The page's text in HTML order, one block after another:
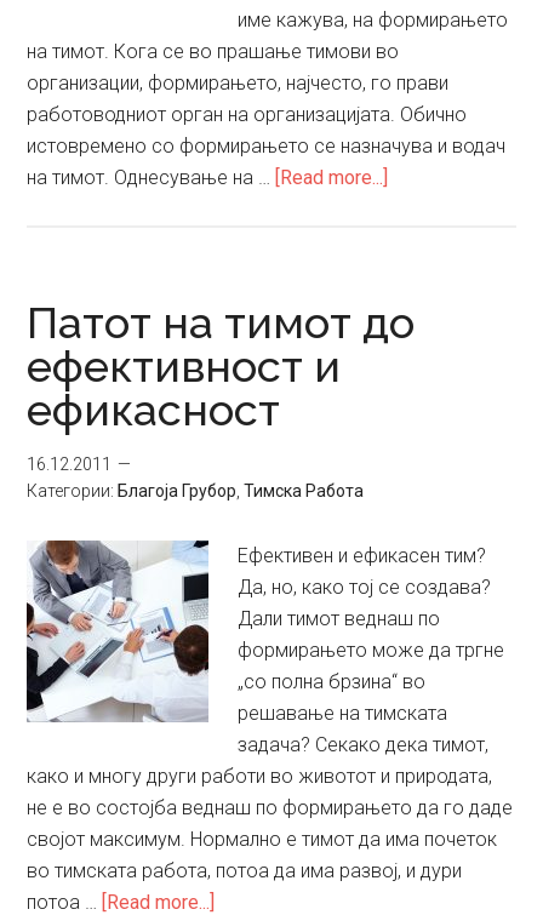
име кажува, на формирањето
на тимот. Кога се во прашање тимови во
организации, формирањето, најчесто, го прави
работоводниот орган на организацијата. Обично
истовремено со формирањето се назначува и водач
на тимот. Однесување на … [Read more...]
Патот на тимот до
ефективност и
ефикасност
16.12.2011
Категории: Благоја Грубор ,Тимска Работа
Ефективен и ефикасен тим?
Да, но, како тој се создава?
Дали тимот веднаш по
формирањето може да тргне
„со полна брзина“ во
решавање на тимската
задача? Секако дека тимот,
како и многу други работи во животот и природата,
не е во состојба веднаш по формирањето да го даде
својот максимум. Нормално е тимот да има почеток
во тимската работа, потоа да има развој, и дури
потоа … [Read more...]